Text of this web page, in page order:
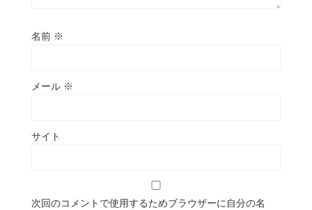
名前 ※
メール ※
サイト
次回のコメントで使用するためブラウザーに自分の名